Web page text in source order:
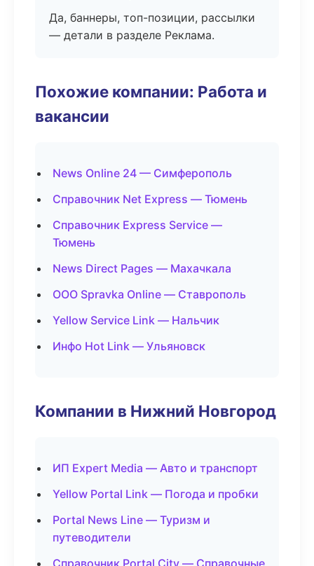
Да, баннеры, топ-позиции, рассылки
— детали в разделе Реклама.
Похожие компании: Работа и
вакансии
News Online 24 — Симферополь
Справочник Net Express — Тюмень
Справочник Express Service —
Тюмень
News Direct Pages — Махачкала
ООО Spravka Online — Ставрополь
Yellow Service Link — Нальчик
Инфо Hot Link — Ульяновск
Компании в Нижний Новгород
ИП Expert Media — Авто и транспорт
Yellow Portal Link — Погода и пробки
Portal News Line — Туризм и
путеводители
Справочник Portal City — Справочные